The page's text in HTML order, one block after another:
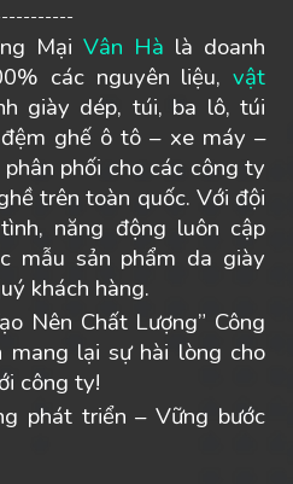
Mại Vân Hà là doanh
các nguyên liệu, vật
giày dép, túi, ba lô, túi
ghế ô tô – xe máy –
phối cho các công ty
trên toàn quốc. Với đội
năng động luôn cập
mẫu sản phẩm da giày
khách hàng.
Nên Chất Lượng” Công
lại sự hài lòng cho
công ty!
phát triển – Vững bước